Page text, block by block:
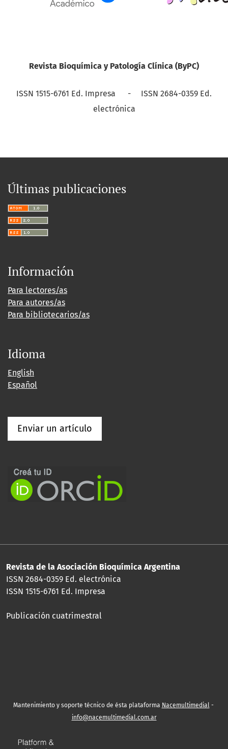
Revista Bioquímica y Patología Clínica (ByPC)
ISSN 1515-6761 Ed. Impresa - ISSN 2684-0359 Ed.
electrónica
Últimas publicaciones
Información
Para lectores/as
Para autores/as
Para bibliotecarios/as
Idioma
English
Español
Enviar un artículo
Revista de la Asociación Bioquímica Argentina
ISSN 2684-0359 Ed. electrónica
ISSN 1515-6761 Ed. Impresa
Publicación cuatrimestral
Mantenimiento y soporte técnico de ésta plataforma Nacemultimedial -
info@nacemultimedial.com.ar